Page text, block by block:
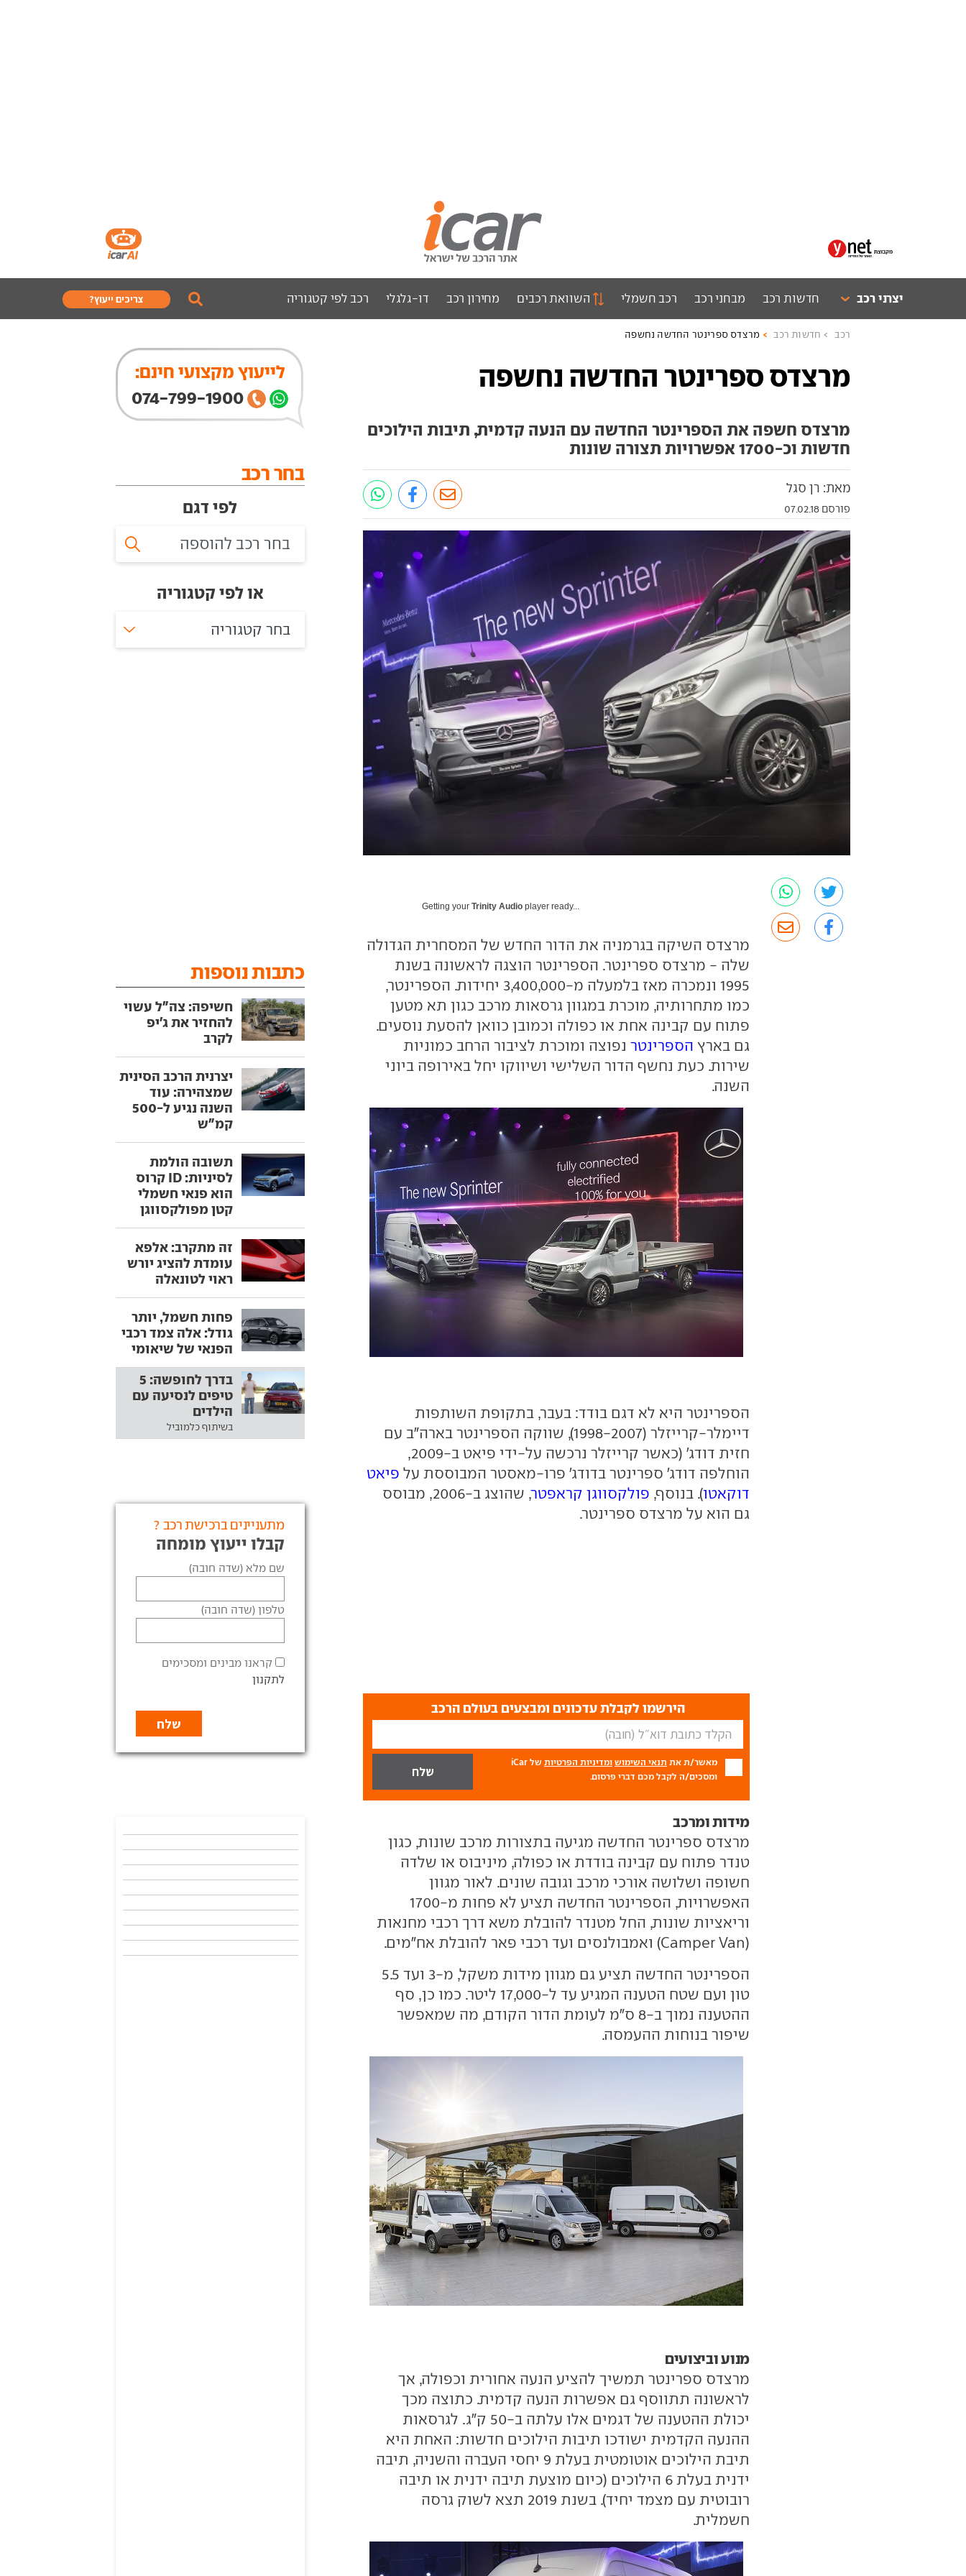
יצרני רכב חדשות רכב מבחני רכב רכב חשמלי השוואת רכבים מחירון רכב דו-גלגלי רכב לפי קטגוריה צריכים ייעוץ?
רכב חדשות רכב מרצדס ספרינטר החדשה נחשפה
מרצדס ספרינטר החדשה נחשפה
מרצדס חשפה את הספרינטר החדשה עם הנעה קדמית, תיבות הילוכים
חדשות וכ-1700 אפשרויות תצורה שונות
מאת: רן סגל
פורסם 07.02.18
Getting yourTrinity Audio player ready...
מרצדס השיקה בגרמניה את הדור החדש של המסחרית הגדולה
שלה - מרצדס ספרינטר. הספרינטר הוצגה לראשונה בשנת
1995 ונמכרה מאז בלמעלה מ-3,400,000 יחידות. הספרינטר,
כמו מתחרותיה, מוכרת במגוון גרסאות מרכב כגון תא מטען
פתוח עם קבינה אחת או כפולה וכמובן כוואן להסעת נוסעים.
גם בארץ הספרינטר נפוצה ומוכרת לציבור הרחב כמוניות
שירות. כעת נחשף הדור השלישי ושיווקו יחל באירופה ביוני
השנה.
הספרינטר היא לא דגם בודד: בעבר, בתקופת השותפות
דיימלר-קרייזלר (1998-2007), שווקה הספרינטר בארה"ב עם
חזית דודג' (כאשר קרייזלר נרכשה על-ידי פיאט ב-2009,
הוחלפה דודג' ספרינטר בדודג' פרו-מאסטר המבוססת על פיאט
דוקאטו). בנוסף, פולקסווגן קראפטר
, שהוצג ב-2006, מבוסס
גם הוא על מרצדס ספרינטר.
הירשמו לקבלת עדכונים ומבצעים בעולם הרכב
מאשר/ת את תנאי השימוש ומדיניות הפרטיות
של iCar
ומסכים/ה לקבל מכם דברי פרסום.
מידות ומרכב
מרצדס ספרינטר החדשה מגיעה בתצורות מרכב שונות, כגון
טנדר פתוח עם קבינה בודדת או כפולה, מיניבוס או שלדה
חשופה ושלושה אורכי מרכב וגובה שונים. לאור מגוון
האפשרויות, הספרינטר החדשה תציע לא פחות מ-1700
וריאציות שונות, החל מטנדר להובלת משא דרך רכבי מחנאות
(Camper Van) ואמבולנסים ועד רכבי פאר להובלת אח"מים.
הספרינטר החדשה תציע גם מגוון מידות משקל, מ-3 ועד 5.5
טון ועם שטח הטענה המגיע עד ל-17,000 ליטר. כמו כן, סף
ההטענה נמוך ב-8 ס"מ לעומת הדור הקודם, מה שמאפשר
שיפור בנוחות ההעמסה.
מנוע וביצועים
מרצדס ספרינטר תמשיך להציע הנעה אחורית וכפולה, אך
לראשונה תתווסף גם אפשרות הנעה קדמית. כתוצה מכך
יכולת ההטענה של דגמים אלו עלתה ב-50 ק"ג. לגרסאות
ההנעה הקדמית ישודכו תיבות הילוכים חדשות: האחת היא
תיבת הילוכים אוטומטית בעלת 9 יחסי העברה והשניה, תיבה
ידנית בעלת 6 הילוכים (כיום מוצעת תיבה ידנית או תיבה
רובוטית עם מצמד יחיד). בשנת 2019 תצא לשוק גרסה
חשמלית.
לייעוץ מקצועי חינם:
074-799-1900
בחר רכב
לפי דגם
או לפי קטגוריה
בחר קטגוריה
כתבות נוספות
חשיפה: צה"ל עשוי
להחזיר את ג'יפ
לקרב
יצרנית הרכב הסינית
שמצהירה: עוד
השנה נגיע ל-500
קמ"ש
תשובה הולמת
לסיניות: ID קרוס
הוא פנאי חשמלי
קטן מפולקסווגן
זה מתקרב: אלפא
עומדת להציג יורש
ראוי לטונאלה
פחות חשמל, יותר
גודל: אלה צמד רכבי
הפנאי של שיאומי
בדרך לחופשה: 5
טיפים לנסיעה עם
הילדים
בשיתוף כלמוביל
מתעניינים ברכישת רכב ?
קבלו ייעוץ מומחה
שם מלא (שדה חובה)
טלפון (שדה חובה)
קראנו מבינים ומסכימים
לתקנון